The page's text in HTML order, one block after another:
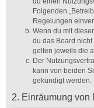
Folgenden
Regelungen
Wenn du mit
du das Board
gelten jeweils die
Der
kann von beiden
gekündigt werden.
2. Einräumung von